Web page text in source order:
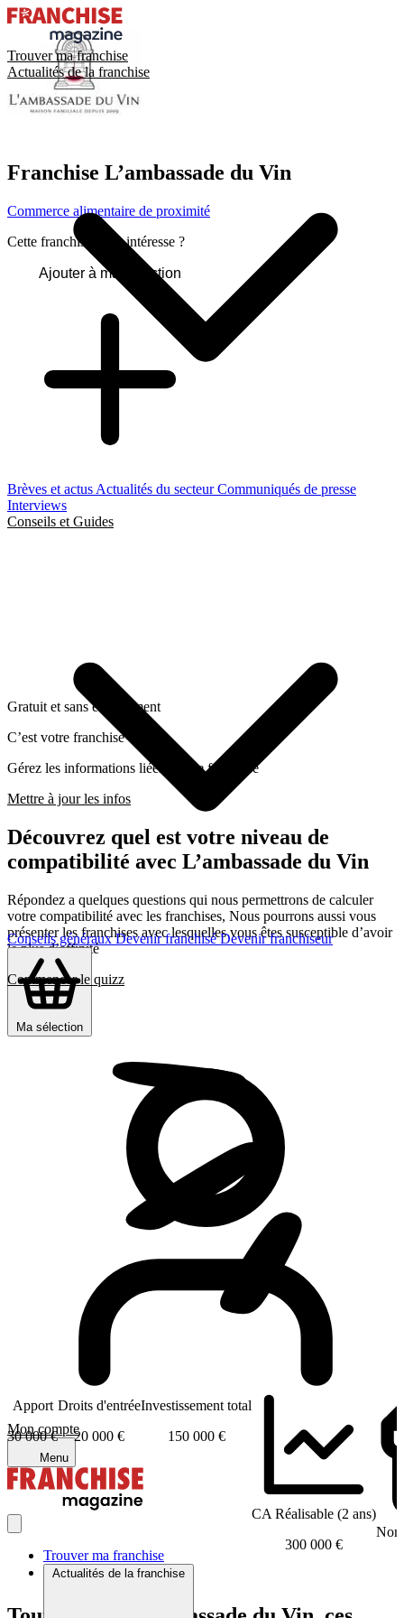
Trouver ma franchise
Actualités de la franchise
Brèves et actus Actualités du secteurCommuniqués de presse
Interviews
Conseils et Guides
Conseils générauxDevenir franchiséDevenir franchiseur
Ma sélection
Mon compte
Menu
Trouver ma franchise
Actualités de la franchise
Franchise L’ambassade du Vin
Commerce alimentaire de proximité
Cette franchise vous intéresse ?
Ajouter à ma sélection
Gratuit et sans engagement
C’est votre franchise ?
Gérez les informations liées a cette franchise
Mettre à jour les infos
Découvrez quel est votre niveau de
compatibilité avec L’ambassade du Vin
Répondez a quelques questions qui nous permettrons de calculer
votre compatibilité avec les franchises, Nous pourrons aussi vous
présenter les franchises avec lesquelles vous êtes susceptible d’avoir
le plus d’affinité
Commencer le quizz
Apport
30 000 €
Droits d'entrée
20 000 €
Investissement total
150 000 €
CA Réalisable (2 ans)
300 000 €